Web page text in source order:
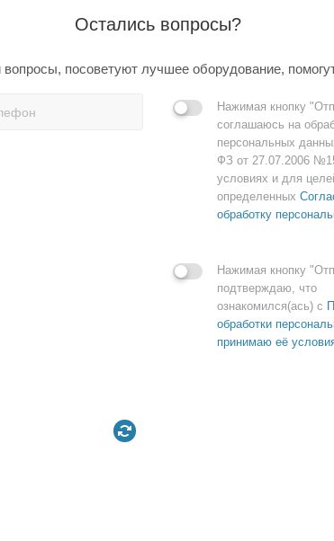
Остались вопросы?
посоветуют лучшее оборудование,
Нажимая кнопку
соглашаюсь на
персональных
ФЗ от 27.07.2006
условиях и для
определенных
обработку
Нажимая кнопку
подтверждаю, что
ознакомился(ась) с
обработки
принимаю её